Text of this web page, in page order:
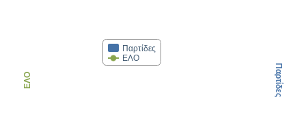
Παρτίδες
ΕΛΟ
ΕΛΟ Παρτίδες